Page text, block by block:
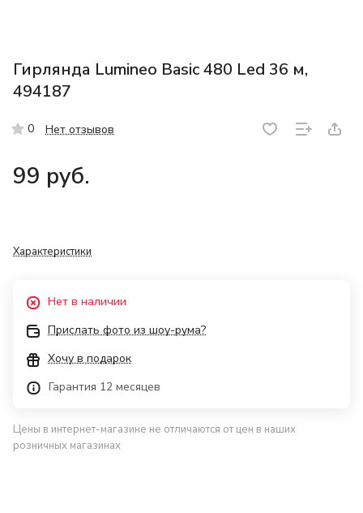
Гирлянда Lumineo Basic 480 Led 36 м,
494187
0 Нет отзывов
99 руб.
Характеристики
Нет в наличии
Прислать фото из шоу-рума?
Хочу в подарок
Гарантия 12 месяцев
Цены в интернет-магазине не отличаются от цен в наших
розничных магазинах